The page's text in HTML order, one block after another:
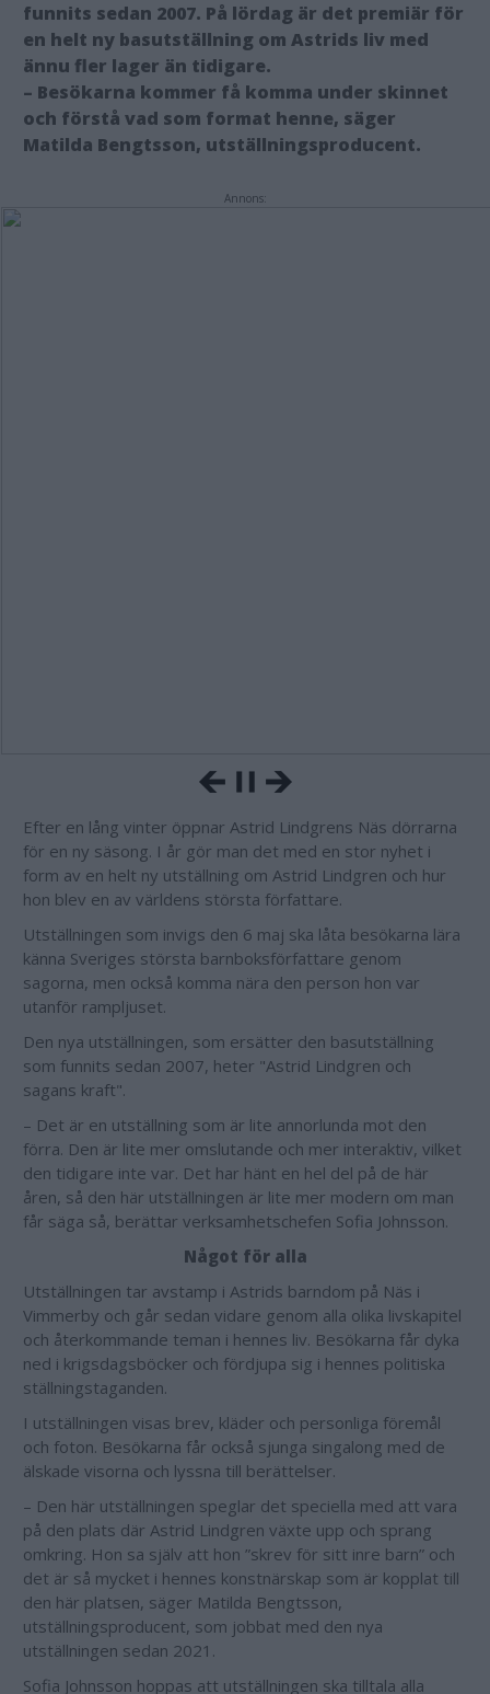
funnits sedan 2007. På lördag är det premiär för
en helt ny basutställning om Astrids liv med
ännu fler lager än tidigare.
– Besökarna kommer få komma under skinnet
och förstå vad som format henne, säger
Matilda Bengtsson, utställningsproducent.
Annons:
Efter en lång vinter öppnar Astrid Lindgrens Näs dörrarna
för en ny säsong. I år gör man det med en stor nyhet i
form av en helt ny utställning om Astrid Lindgren och hur
hon blev en av världens största författare.
Utställningen som invigs den 6 maj ska låta besökarna lära
känna Sveriges största barnboksförfattare genom
sagorna, men också komma nära den person hon var
utanför rampljuset.
Den nya utställningen, som ersätter den basutställning
som funnits sedan 2007, heter "Astrid Lindgren och
sagans kraft".
– Det är en utställning som är lite annorlunda mot den
förra. Den är lite mer omslutande och mer interaktiv, vilket
den tidigare inte var. Det har hänt en hel del på de här
åren, så den här utställningen är lite mer modern om man
får säga så, berättar verksamhetschefen Sofia Johnsson.
Något för alla
Utställningen tar avstamp i Astrids barndom på Näs i
Vimmerby och går sedan vidare genom alla olika livskapitel
och återkommande teman i hennes liv. Besökarna får dyka
ned i krigsdagsböcker och fördjupa sig i hennes politiska
ställningstaganden.
I utställningen visas brev, kläder och personliga föremål
och foton. Besökarna får också sjunga singalong med de
älskade visorna och lyssna till berättelser.
– Den här utställningen speglar det speciella med att vara
på den plats där Astrid Lindgren växte upp och sprang
omkring. Hon sa själv att hon ”skrev för sitt inre barn” och
det är så mycket i hennes konstnärskap som är kopplat till
den här platsen, säger Matilda Bengtsson,
utställningsproducent, som jobbat med den nya
utställningen sedan 2021.
Sofia Johnsson hoppas att utställningen ska tilltala alla